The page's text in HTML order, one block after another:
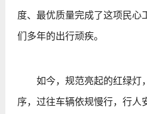
度、最优质量完成了这项民心
们多年的出行顽疾。
如今，规范亮起的红绿灯
序，过往车辆依规慢行，行人